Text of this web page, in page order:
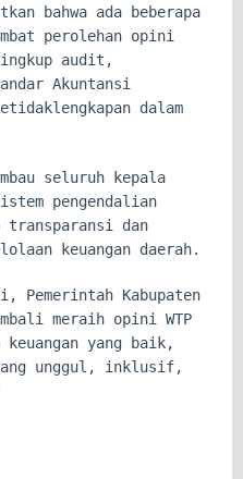
bahwa ada beberapa
perolehan opini
audit,
Akuntansi
dalam
seluruh kepala
pengendalian
transparansi dan
keuangan daerah.
Pemerintah Kabupaten
meraih opini WTP
yang baik,
yang unggul, inklusif,